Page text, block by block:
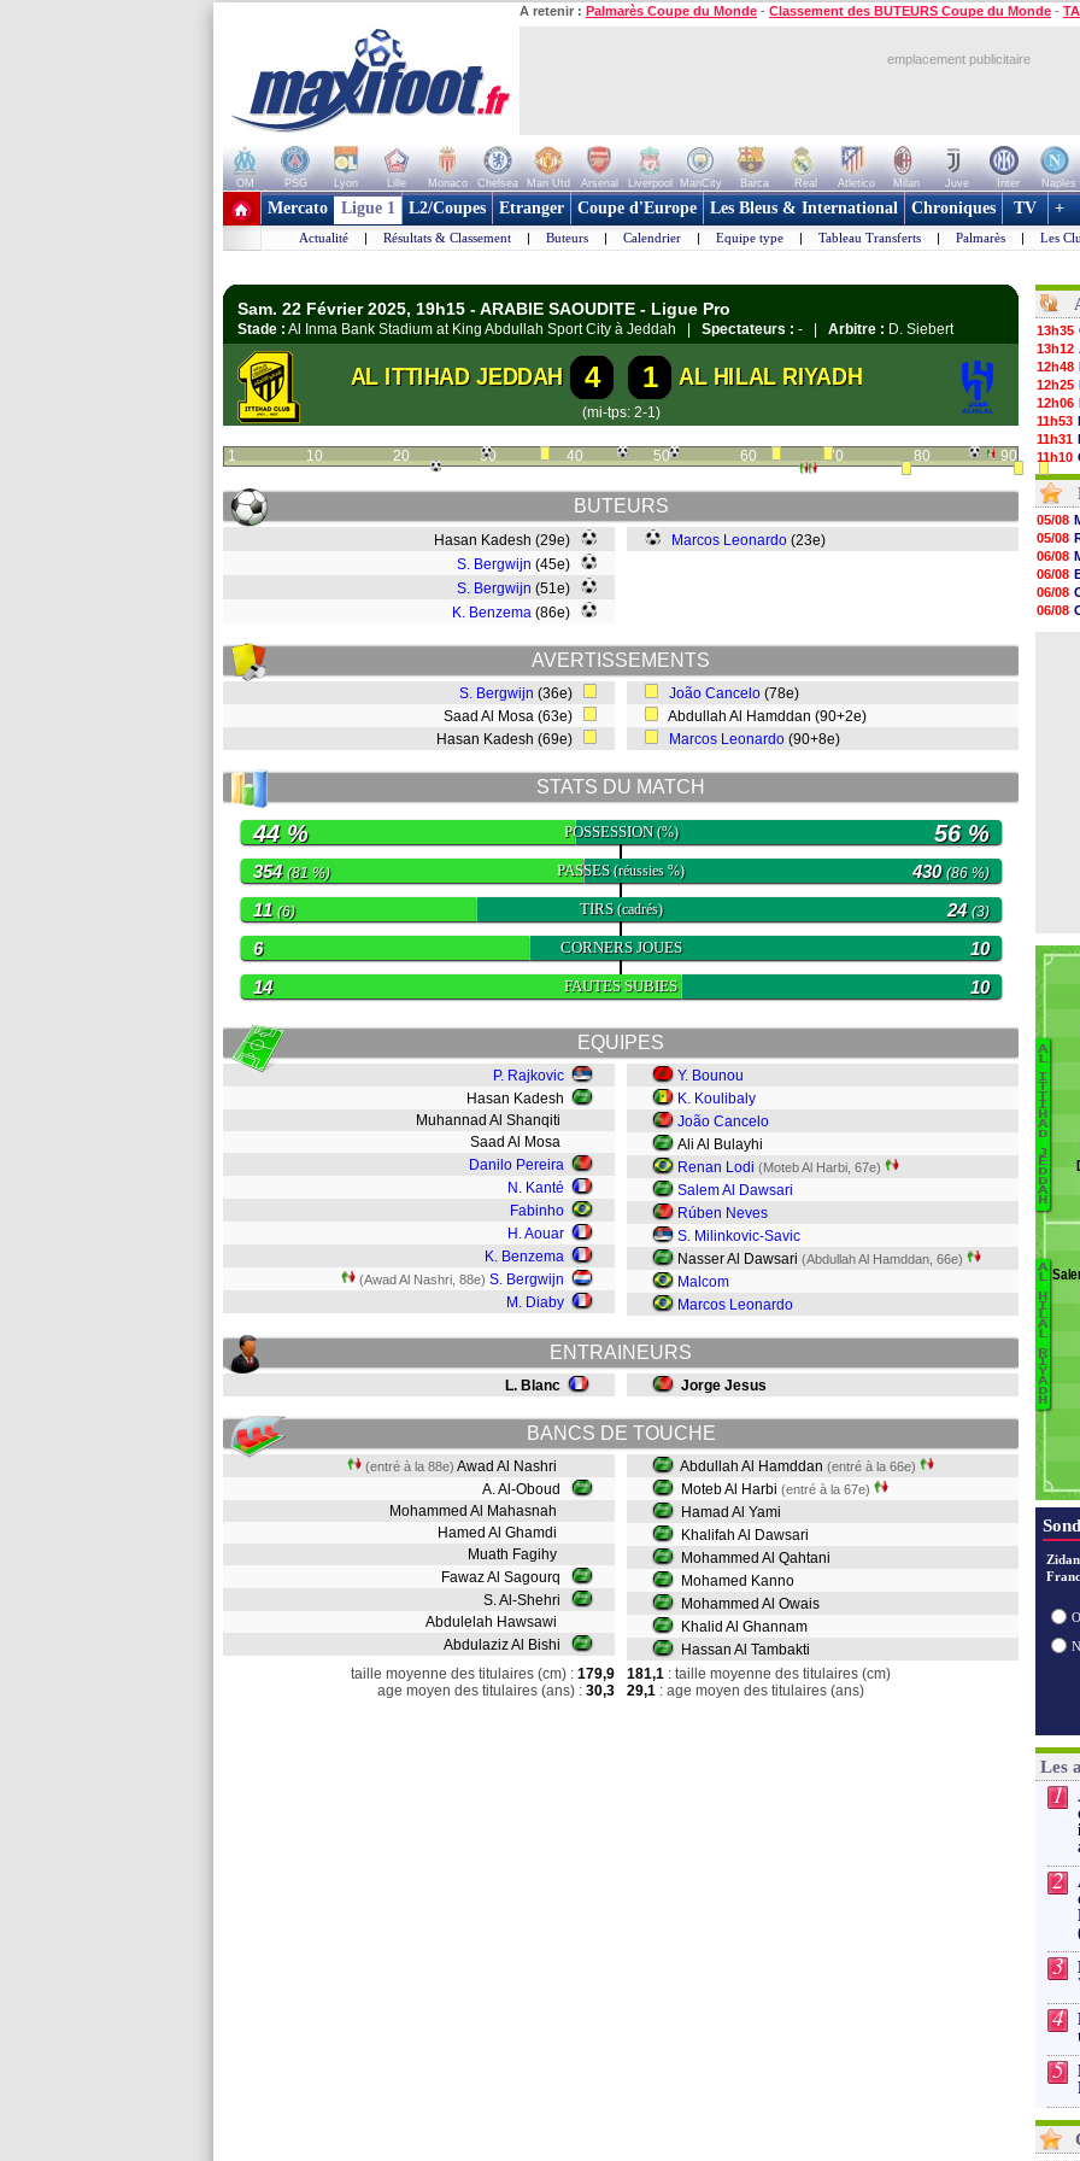
A retenir : Palmarès Coupe du Monde - Classement des BUTEURS Coupe du Monde -
emplacement publicitaire
OM PSG Lyon Lille Monaco Chelsea Man Utd Arsenal Liverpool ManCity Barca Real Atletico Milan Juve Inter Naples
+ de clubs
Mercato Ligue 1 L2/Coupes Etranger Coupe d'Europe Les Bleus & International Chroniques TV +
Actualité | Résultats & Classement | Buteurs | Calendrier | Equipe type | Tableau Transferts | Palmarès | Les
Sam. 22 Février 2025, 19h15 - ARABIE SAOUDITE - Ligue Pro
Stade : Al Inma Bank Stadium at King Abdullah Sport City à Jeddah | Spectateurs : - | Arbitre : D. Siebert
AL ITTIHAD JEDDAH 4 1 AL HILAL RIYADH
(mi-tps: 2-1)
1 10 20 30 40 50 60 70 80 90
BUTEURS
Hasan Kadesh (29e)
S. Bergwijn (45e)
S. Bergwijn (51e)
K. Benzema (86e)
Marcos Leonardo (23e)
AVERTISSEMENTS
S. Bergwijn (36e)
Saad Al Mosa (63e)
Hasan Kadesh (69e)
João Cancelo (78e)
Abdullah Al Hamddan (90+2e)
Marcos Leonardo (90+8e)
STATS DU MATCH
POSSESSION(%)
44 % 56 %
PASSES(réussies %)
354 (81 %) 430(86 %)
TIRS(cadrés)
11 (6) 24 (3)
CORNERS JOUES
6 10
FAUTES SUBIES
14 10
EQUIPES
P. Rajkovic
Hasan Kadesh
Muhannad Al Shanqiti
Saad Al Mosa
Danilo Pereira
N. Kanté
Fabinho
H. Aouar
K. Benzema
(Awad Al Nashri, 88e) S. Bergwijn
M. Diaby
Y. Bounou
K. Koulibaly
João Cancelo
Ali Al Bulayhi
Renan Lodi (Moteb Al Harbi, 67e)
Salem Al Dawsari
Rúben Neves
S. Milinkovic-Savic
Nasser Al Dawsari (Abdullah Al Hamddan, 66e)
Malcom
Marcos Leonardo
ENTRAINEURS
L. Blanc Jorge Jesus
BANCS DE TOUCHE
(entré à la 88e) Awad Al Nashri
A. Al-Oboud
Mohammed Al Mahasnah
Hamed Al Ghamdi
Muath Fagihy
Fawaz Al Sagourq
S. Al-Shehri
Abdulelah Hawsawi
Abdulaziz Al Bishi
Abdullah Al Hamddan (entré à la 66e)
Moteb Al Harbi (entré à la 67e)
Hamad Al Yami
Khalifah Al Dawsari
Mohammed Al Qahtani
Mohamed Kanno
Mohammed Al Owais
Khalid Al Ghannam
Hassan Al Tambakti
taille moyenne des titulaires (cm) : 179,9
age moyen des titulaires (ans) : 30,3
181,1 : taille moyenne des titulaires (cm)
29,1 : age moyen des titulaires (ans)
13h35
13h12
12h48
12h25
12h06
11h53
11h31
11h10
10h52
10h33
10h12
10h09
10h05
09h44
09h24
09h06
08h44
05/08
05/08
06/08
06/08
06/08
06/08
A
L
I
T
T
I
H
A
D
J
E
D
D
A
H
A
L
H
I
L
A
L
R
I
Y
A
D
H
Les
1
2
3
4
5